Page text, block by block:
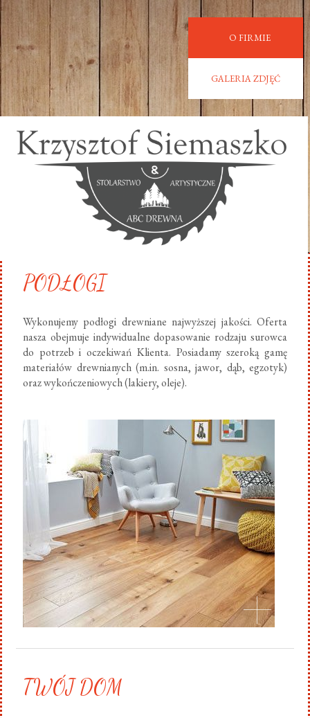
O FIRMIE
GALERIA ZDJĘĆ
PODŁOGI
Wykonujemy podłogi drewniane najwyższej jakości. Oferta
nasza obejmuje indywidualne dopasowanie rodzaju surowca
do potrzeb i oczekiwań Klienta. Posiadamy szeroką gamę
materiałów drewnianych (m.in. sosna, jawor, dąb, egzotyk)
oraz wykończeniowych (lakiery, oleje).
TWÓJ DOM